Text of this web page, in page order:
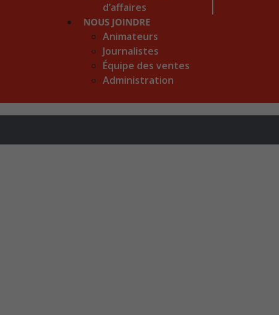
d’affaires
NOUS JOINDRE
Animateurs
Journalistes
Équipe des ventes
Administration